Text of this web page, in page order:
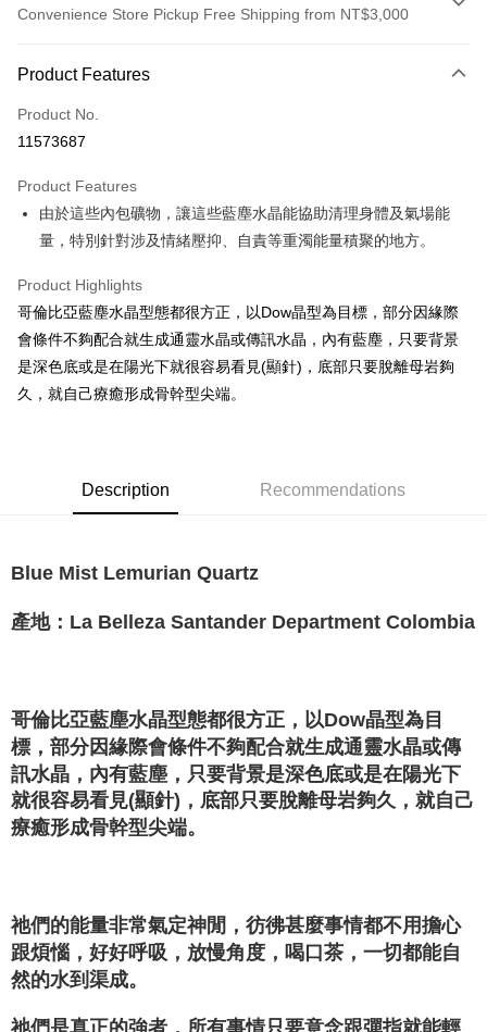
Convenience Store Pickup Free Shipping from NT$3,000
Credit Card (Full Payment)
Convenience Store Pickup and Pay
Apple Pay
JKOPAY
Easy Wallet
ATM Transfer
Shipping Method
NT$80/order | Free shipping on orders of NT$3,000 or more
郵局幫你送（離島）
Free shipping
Product Features
Product No.
11573687
Product Features
由於這些內包礦物，讓這些藍塵水晶能協助清理身體及氣場能
量，特別針對涉及情緒壓抑、自責等重濁能量積聚的地方。
Product Highlights
哥倫比亞藍塵水晶型態都很方正，以Dow晶型為目標，部分因緣際
會條件不夠配合就生成通靈水晶或傳訊水晶，內有藍塵，只要背景
是深色底或是在陽光下就很容易看見(顯針)，底部只要脫離母岩夠
久，就自己療癒形成骨幹型尖端。
Description Recommendations
Blue Mist Lemurian Quartz
產地：La Belleza Santander Department Colombia
哥倫比亞藍塵水晶型態都很方正，以Dow晶型為目
標，部分因緣際會條件不夠配合就生成通靈水晶或傳
訊水晶，內有藍塵，只要背景是深色底或是在陽光下
就很容易看見(顯針)，底部只要脫離母岩夠久，就自己
療癒形成骨幹型尖端。
祂們的能量非常氣定神閒，彷彿甚麼事情都不用擔心
跟煩惱，好好呼吸，放慢角度，喝口茶，一切都能自
然的水到渠成。
祂們是真正的強者，所有事情只要意念跟彈指就能輕